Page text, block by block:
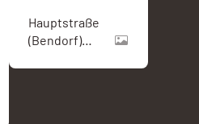
Hauptstraße
(Bendorf)